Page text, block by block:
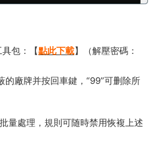
包：【點此下載】（解壓密碼：
的廠牌并按回車鍵，“99”可删除所
量處理，規則可随時禁用恢複上述